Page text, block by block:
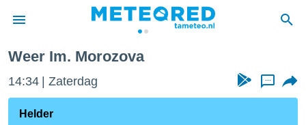
door
Weer Im. Morozova
14:34 Zaterdag ...
Helder